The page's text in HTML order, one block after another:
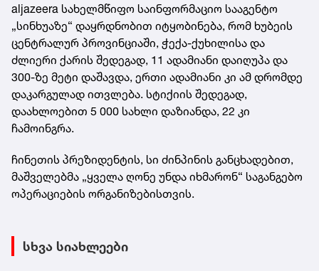
aljazeera სახელმწიფო საინფორმაციო სააგენტო
„სინხუაზე“ დაყრდნობით იტყობინება, რომ ხუბეის
ცენტრალურ პროვინციაში, ჭექა-ქუხილისა და
ძლიერი ქარის შედეგად, 11 ადამიანი დაიღუპა და
300-ზე მეტი დაშავდა, ერთი ადამიანი კი ამ დრომდე
დაკარგულად ითვლება. სტიქიის შედეგად,
დაახლოებით 5 000 სახლი დაზიანდა, 22 კი
ჩამოინგრა.
ჩინეთის პრეზიდენტის, სი ძინპინის განცხადებით,
მაშველებმა „ყველა ღონე უნდა იხმარონ“ საგანგებო
ოპერაციების ორგანიზებისთვის.
სხვა სიახლეები